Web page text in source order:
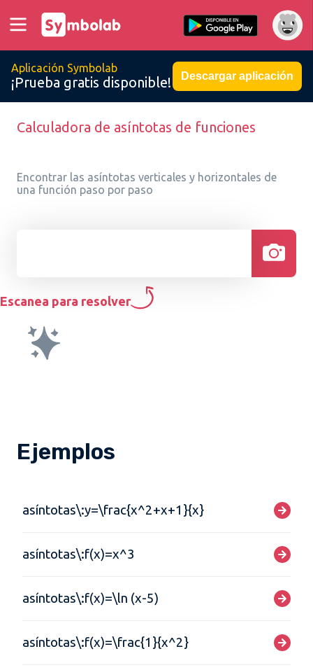
Aplicación Symbolab
¡Prueba gratis disponible! Descargar aplicación
Calculadora de asíntotas de funciones
Encontrar las asíntotas verticales y horizontales de
una función paso por paso
Escanea para resolver
Ejemplos
asíntotas\:y=\frac{x^2+x+1}{x}
asíntotas\:f(x)=x^3
asíntotas\:f(x)=\ln (x-5)
asíntotas\:f(x)=\frac{1}{x^2}